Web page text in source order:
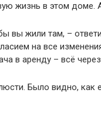
жизнь в этом доме.
вы жили там, –
на все
в аренду – всё
Было видно, как